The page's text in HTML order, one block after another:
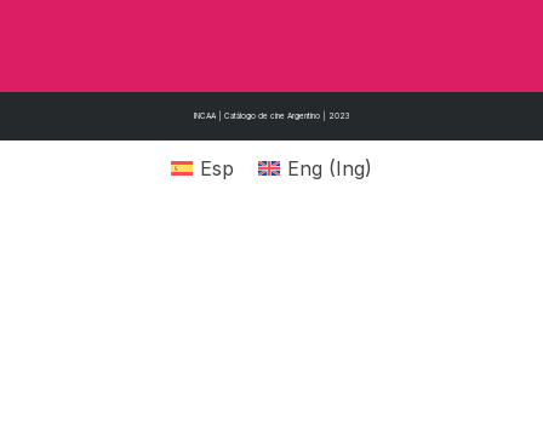
INCAA | Catálogo de cine Argentino | 2023
Esp Eng (Ing)